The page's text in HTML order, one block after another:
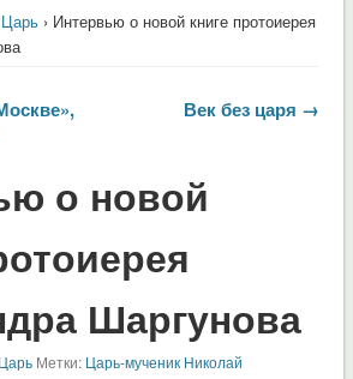
Царь› Интервью о новой книге протоиерея
Век без царя →
о новой
Шаргунова
ЦарьМетки: Царь-мученик Николай